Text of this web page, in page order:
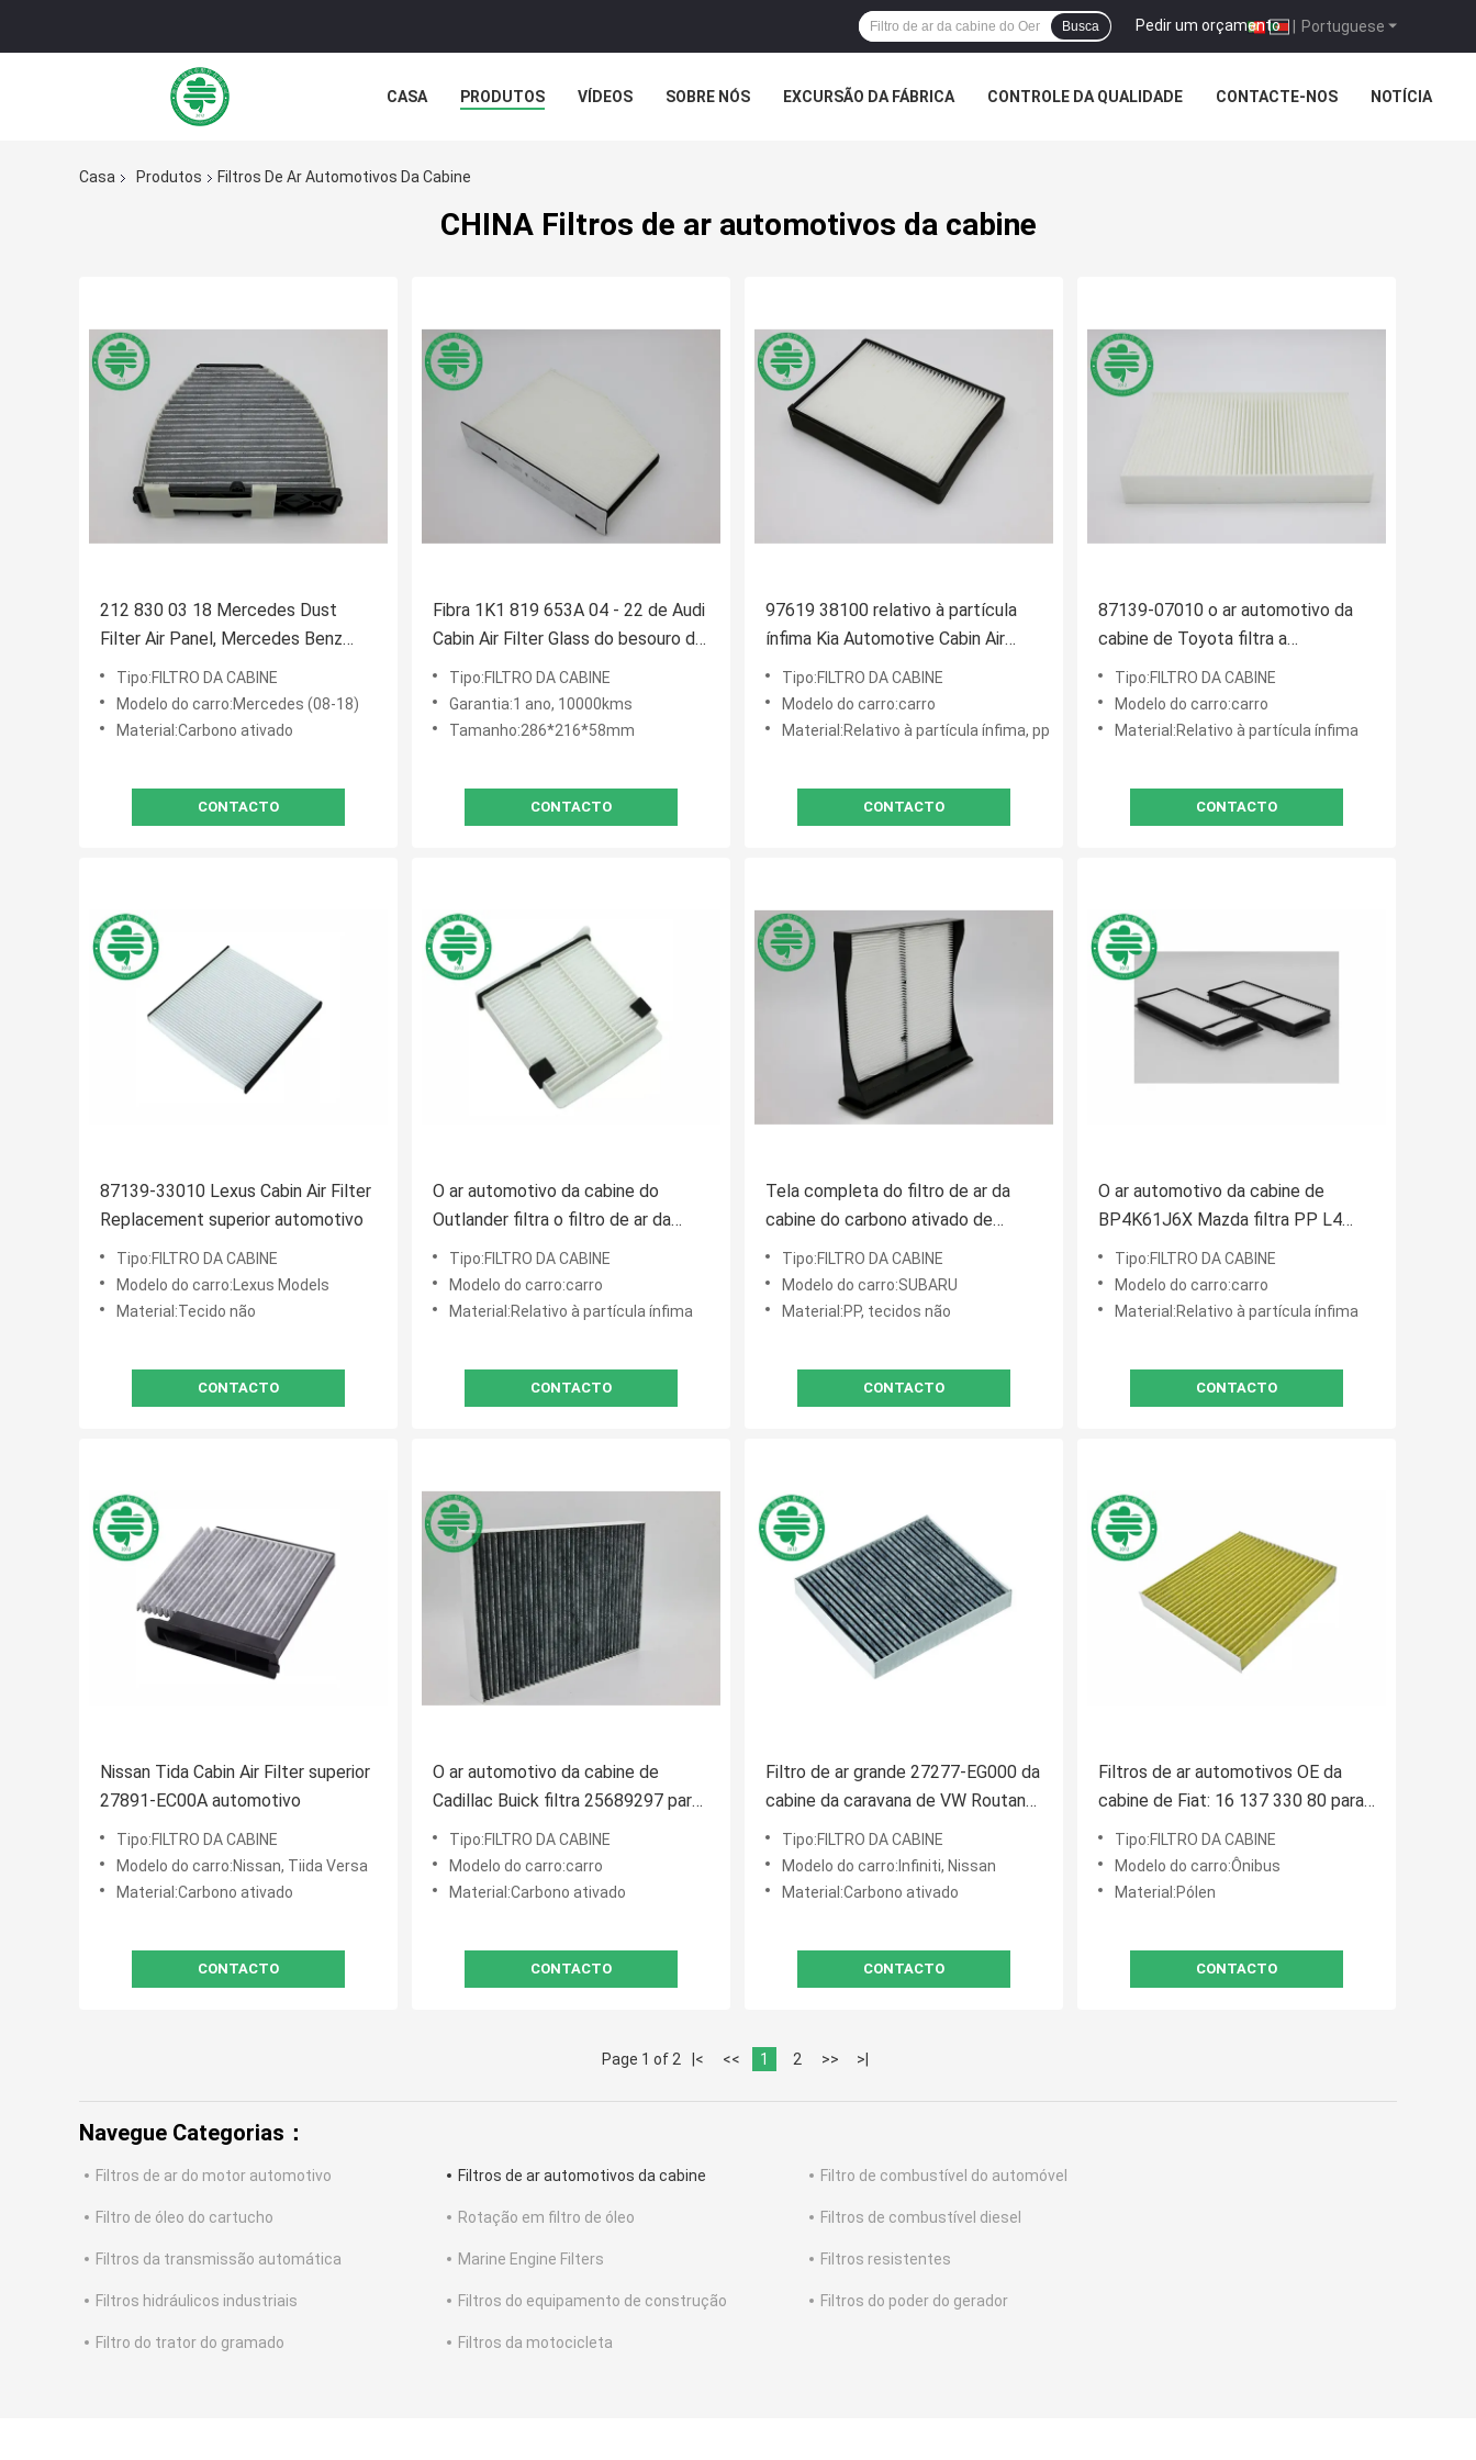
Portuguese
Pedir um orçamento |
Busca
CASA PRODUTOS VÍDEOS SOBRE NÓS EXCURSÃO DA FÁBRICA CONTROLE DA QUALIDADE CONTACTE-NOS NOTÍCIA
Casa Produtos Filtros De Ar Automotivos Da Cabine
CHINA Filtros de ar automotivos da cabine
212 830 03 18 Mercedes Dust
Filter Air Panel, Mercedes Benz
Cabin Air Filter
Tipo:FILTRO DA CABINE
Modelo do carro:Mercedes (08-18)
Material:Carbono ativado
CONTACTO
Fibra 1K1 819 653A 04 - 22 de Audi
Cabin Air Filter Glass do besouro da
VWTipo:FILTRO DA CABINE
Garantia:1 ano, 10000kms
Tamanho:286*216*58mm
CONTACTO
97619 38100 relativo à partícula
ínfima Kia Automotive Cabin Air
Filters para Hyundai
Tipo:FILTRO DA CABINE
Modelo do carro:carro
Material:Relativo à partícula ínfima, pp
CONTACTO
87139-07010 o ar automotivo da
cabine de Toyota filtra a
substituição para Lexus Scion
Subaru
Tipo:FILTRO DA CABINE
Modelo do carro:carro
Material:Relativo à partícula ínfima
CONTACTO
87139-33010 Lexus Cabin Air Filter
Replacement superior automotivo
Tipo:FILTRO DA CABINE
Modelo do carro:Lexus Models
Material:Tecido não
CONTACTO
O ar automotivo da cabine do
Outlander filtra o filtro de ar da
cabine de MR398288 Mitsubishi
Lancer
Tipo:FILTRO DA CABINE
Modelo do carro:carro
Material:Relativo à partícula ínfima
CONTACTO
Tela completa do filtro de ar da
cabine do carbono ativado de
72880 FG000 Subaru
Tipo:FILTRO DA CABINE
Modelo do carro:SUBARU
Material:PP, tecidos não
CONTACTO
O ar automotivo da cabine de
BP4K61J6X Mazda filtra PP L4
2.0L
Tipo:FILTRO DA CABINE
Modelo do carro:carro
Material:Relativo à partícula ínfima
CONTACTO
Nissan Tida Cabin Air Filter superior
27891-EC00A automotivo
Tipo:FILTRO DA CABINE
Modelo do carro:Nissan, Tiida Versa
Material:Carbono ativado
CONTACTO
O ar automotivo da cabine de
Cadillac Buick filtra 25689297 para
o ar fresco limpo
Tipo:FILTRO DA CABINE
Modelo do carro:carro
Material:Carbono ativado
CONTACTO
Filtro de ar grande 27277-EG000 da
cabine da caravana de VW Routan
Dodge para Infiniti Nissan
Tipo:FILTRO DA CABINE
Modelo do carro:Infiniti, Nissan
Material:Carbono ativado
CONTACTO
Filtros de ar automotivos OE da
cabine de Fiat: 16 137 330 80 para
Citroen Peugeot
Tipo:FILTRO DA CABINE
Modelo do carro:Ônibus
Material:Pólen
CONTACTO
Page 1 of 2 |< << 1 2 >> >|
Navegue Categorias：
Filtros de ar do motor automotivo Filtros de ar automotivos da cabine Filtro de combustível do automóvel
Filtro de óleo do cartucho Rotação em filtro de óleo Filtros de combustível diesel
Filtros da transmissão automática Marine Engine Filters Filtros resistentes
Filtros hidráulicos industriais Filtros do equipamento de construção Filtros do poder do gerador
Filtro do trator do gramado Filtros da motocicleta